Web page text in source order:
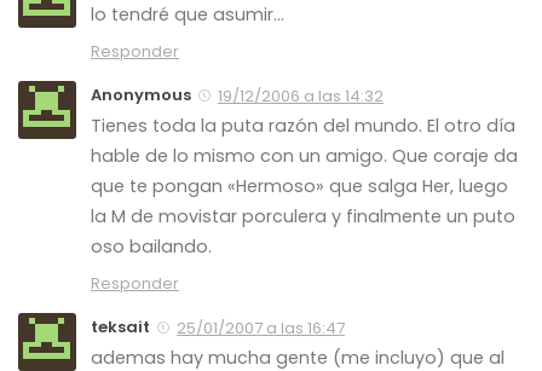
lo tendré que asumir…
Responder
Anonymous
19/12/2006 a las 14:32
Tienes toda la puta razón del mundo. El otro día
hable de lo mismo con un amigo. Que coraje da
que te pongan «Hermoso» que salga Her, luego
la M de movistar porculera y finalmente un puto
oso bailando.
Responder
teksait
25/01/2007 a las 16:47
ademas hay mucha gente (me incluyo) que al